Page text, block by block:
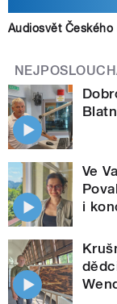
Audiosvět
Ve
i